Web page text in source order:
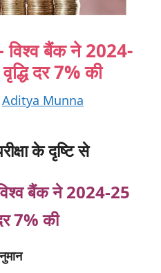
– विश्व बैंक ने 2024-
दर 7% की
Aditya Munna
के दृष्टि से
बैंक ने 2024-25
7% की